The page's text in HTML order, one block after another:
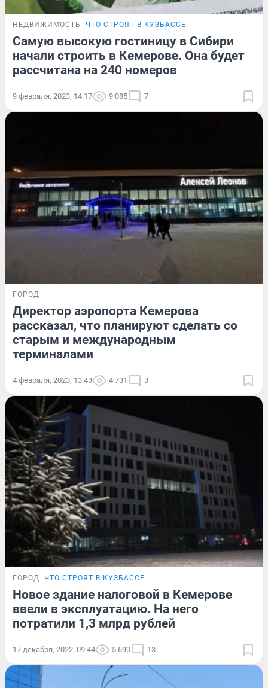
НЕДВИЖИМОСТЬ ЧТО СТРОЯТ В КУЗБАССЕ
Самую высокую гостиницу в Сибири
начали строить в Кемерове. Она будет
рассчитана на 240 номеров
9 февраля, 2023, 14:17 9 085 7
ГОРОД
Директор аэропорта Кемерова
рассказал, что планируют сделать со
старым и международным
терминалами
4 февраля, 2023, 13:43 4 731 3
ГОРОД ЧТО СТРОЯТ В КУЗБАССЕ
Новое здание налоговой в Кемерове
ввели в эксплуатацию. На него
потратили 1,3 млрд рублей
17 декабря, 2022, 09:44 5 690 13